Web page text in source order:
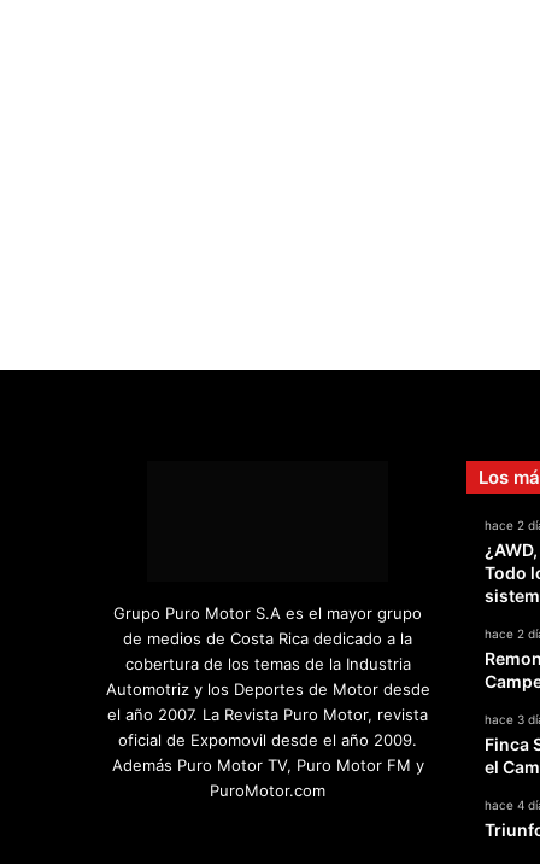
Grupo Puro Motor S.A es el mayor grupo
de medios de Costa Rica dedicado a la
cobertura de los temas de la Industria
Automotriz y los Deportes de Motor desde
el año 2007. La Revista Puro Motor, revista
oficial de Expomovil desde el año 2009.
Además Puro Motor TV, Puro Motor FM y
PuroMotor.com
Los
hace 2
Todo
hace 2
hace 3
Finca
el
hace 4